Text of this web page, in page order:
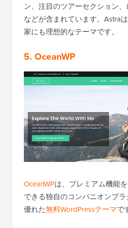
ン、注目のツアーセクション
などが含まれています。Astra
家にも理想的なテーマです。
5. OceanWP
OceanWPは、プレミアム機能
できる独自のコンパニオンプラ
優れた無料WordPressテーマで